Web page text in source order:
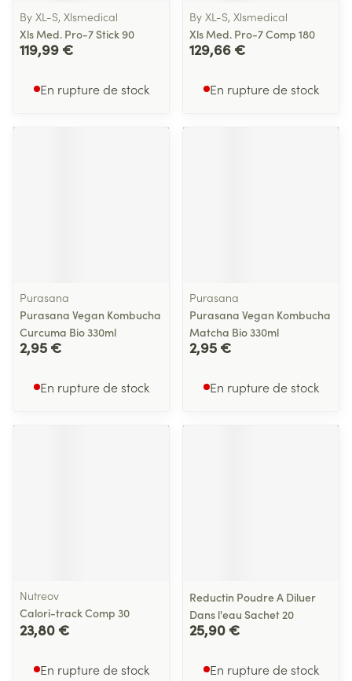
By XL-S, Xlsmedical
Xls Med. Pro-7 Stick 90
119,99 €
En rupture de stock
By XL-S, Xlsmedical
Xls Med. Pro-7 Comp 180
129,66 €
En rupture de stock
Purasana
Purasana Vegan Kombucha
Curcuma Bio 330ml
2,95 €
En rupture de stock
Purasana
Purasana Vegan Kombucha
Matcha Bio 330ml
2,95 €
En rupture de stock
Nutreov
Calori-track Comp 30
23,80 €
En rupture de stock
Reductin Poudre A Diluer
Dans l'eau Sachet 20
25,90 €
En rupture de stock